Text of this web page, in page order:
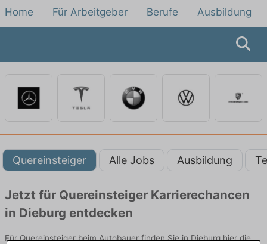
Home Für Arbeitgeber Berufe Ausbildung
Quereinsteiger Alle Jobs Ausbildung
Jetzt für Quereinsteiger Karrierechancen
in Dieburg entdecken
Für Quereinsteiger beim Autobauer finden Sie in Dieburg hier die